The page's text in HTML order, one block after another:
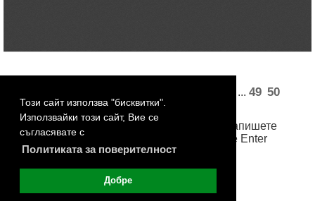
Този сайт използва "бисквитки".
Използвайки този сайт, Вие се
съгласявате с
Политиката за поверителност
Добре
... 49 50
51 52
За достъп до произволна страница, запишете
номера й в бялото поле и натиснете Enter